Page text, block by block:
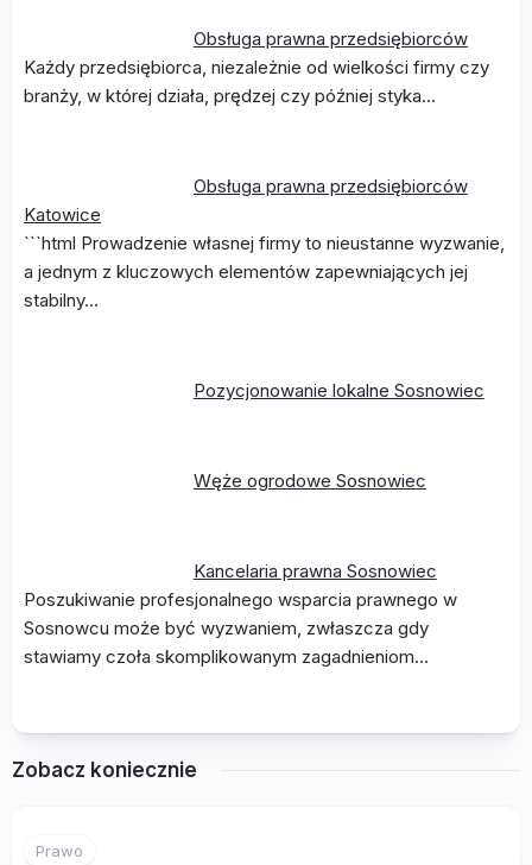
Obsługa prawna przedsiębiorców
Każdy przedsiębiorca, niezależnie od wielkości firmy czy
branży, w której działa, prędzej czy później styka…
Obsługa prawna przedsiębiorców
Katowice
```html Prowadzenie własnej firmy to nieustanne wyzwanie,
a jednym z kluczowych elementów zapewniających jej
stabilny…
Pozycjonowanie lokalne Sosnowiec
Węże ogrodowe Sosnowiec
Kancelaria prawna Sosnowiec
Poszukiwanie profesjonalnego wsparcia prawnego w
Sosnowcu może być wyzwaniem, zwłaszcza gdy
stawiamy czoła skomplikowanym zagadnieniom…
Zobacz koniecznie
Prawo